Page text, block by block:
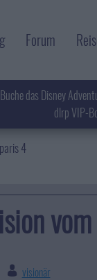
Forum
Buche das Disney
dlrp VIP-
4
visionär